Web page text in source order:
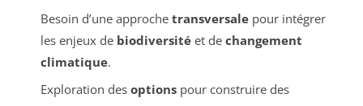
Besoin d’une approche transversalepour intégrer
les enjeux de biodiversitéet de changement
climatique.
Exploration des optionspour construire des